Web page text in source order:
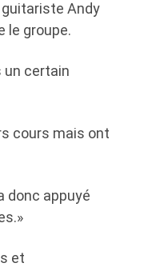
Andy
le groupe.
un certain
cours mais ont
donc appuyé
et